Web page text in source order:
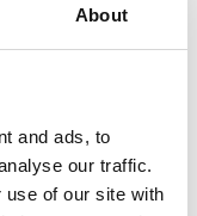
About
and ads, to
our traffic.
use of our site with